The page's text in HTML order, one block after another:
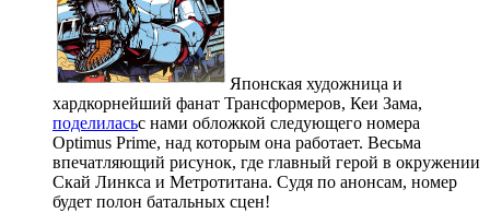
Японская художница и
хардкорнейший фанат Трансформеров, Кеи Зама,
поделиласьс нами обложкой следующего номера
Optimus Prime, над которым она работает. Весьма
впечатляющий рисунок, где главный герой в окружении
Скай Линкса и Метротитана. Судя по анонсам, номер
будет полон батальных сцен!